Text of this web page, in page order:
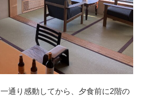
通り感動してから、夕食前に2階の